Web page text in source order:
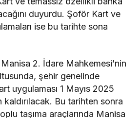
duyurdu. Şoför Kart ve
ise bu tarihte sona
Manisa 2. İdare Mahkemesi’nin
şehir genelinde
uygulaması 1 Mayıs 2025
kaldırılacak. Bu tarihten sonra
taşıma araçlarında Manisa